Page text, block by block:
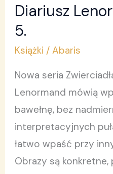
Diariusz
5.
Książki /Abaris
Nowa seria
Lenormand mówią
bawełnę, bez
interpretacyjnych
łatwo wpaść przy
Obrazy są
Diariusz
Lenormand
5.